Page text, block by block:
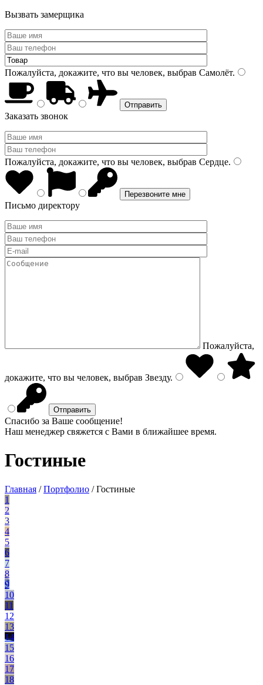
Вызвать замерщика
Пожалуйста, докажите, что вы человек, выбрав Самолёт.
Заказать звонок
Пожалуйста, докажите, что вы человек, выбрав Сердце.
Письмо директору
Пожалуйста,
докажите, что вы человек, выбрав Звезду.
Спасибо за Ваше сообщение!
Наш менеджер свяжется с Вами в ближайшее время.
Гостиные
Главная /Портфолио /Гостиные
1
2
3
4
5
6
7
8
9
10
11
12
13
14
15
16
17
18